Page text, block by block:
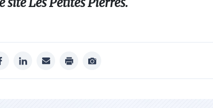
facebooklinkedinmail print
Afficher